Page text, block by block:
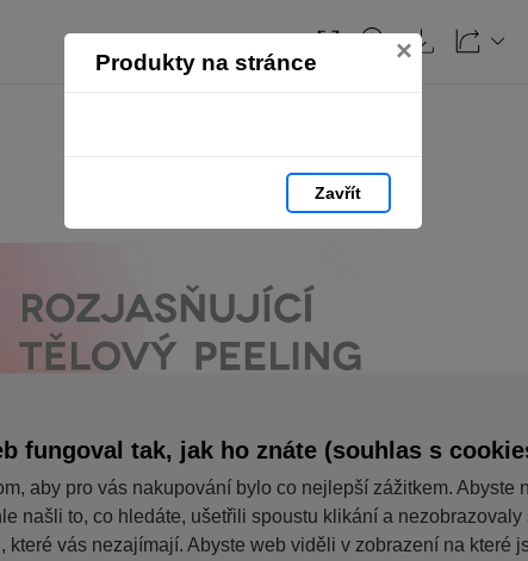
Produkty na stránce ×
Zavřít
fungoval tak, jak ho znáte (souhlas s
aby pro vás nakupování bylo co nejlepší zážitkem. Abyste
našli to, co hledáte, ušetřili spoustu klikání a nezobrazovaly
které vás nezajímají. Abyste web viděli v zobrazení na které